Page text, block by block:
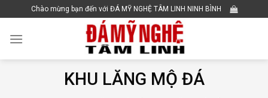
to
content
Chào mừng bạn đến với ĐÁ MỸ NGHỆ TÂM LINH NINH BÌNH
KHU LĂNG MỘ ĐÁ